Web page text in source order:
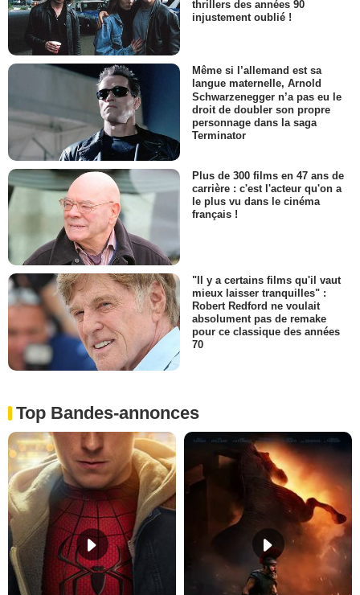
thrillers des années 90
injustement oublié !
Même si l’allemand est sa
langue maternelle, Arnold
Schwarzenegger n’a pas eu le
droit de doubler son propre
personnage dans la saga
Terminator
Plus de 300 films en 47 ans de
carrière : c'est l'acteur qu'on a
le plus vu dans le cinéma
français !
"Il y a certains films qu'il vaut
mieux laisser tranquilles" :
Robert Redford ne voulait
absolument pas de remake
pour ce classique des années
70
Top Bandes-annonces